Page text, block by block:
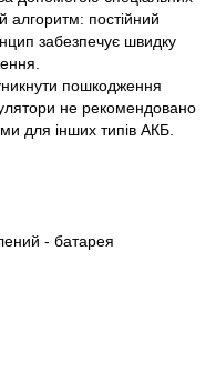
алгоритм: постійний
забезпечує швидку
пошкодження
не рекомендовано
для інших типів АКБ.
- батарея